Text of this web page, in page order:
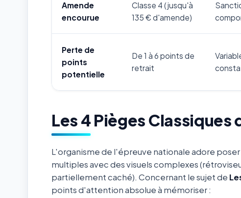
Amende
encourue
Classe 4 (jusqu'à
135 € d'amende)
Perte de
points
potentielle
De 1 à 6 points de
retrait
Les 4 Pièges
L'organisme de l'épreuve nationale adore
multiples avec des visuels complexes
partiellement caché). Concernant le sujet de
points d'attention absolue à mémoriser :